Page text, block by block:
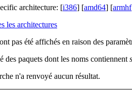
architecture: [i386] [amd64] [armhf
les architectures
pas été affichés en raison des
des paquets dont les noms contiennent
n'a renvoyé aucun résultat.